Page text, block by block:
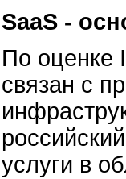
SaaS -
По оценке
связан с
услуги в